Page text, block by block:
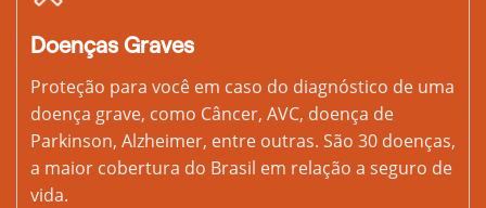
Doenças Graves
Proteção para você em caso do diagnóstico de uma
doença grave, como Câncer, AVC, doença de
Parkinson, Alzheimer, entre outras. São 30 doenças,
a maior cobertura do Brasil em relação a seguro de
vida.